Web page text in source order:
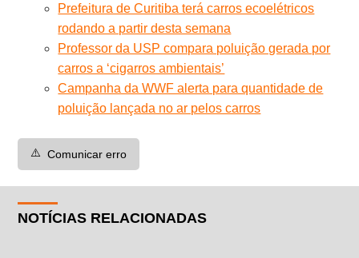
Prefeitura de Curitiba terá carros ecoelétricos
rodando a partir desta semana
Professor da USP compara poluição gerada por
carros a ‘cigarros ambientais’
Campanha da WWF alerta para quantidade de
poluição lançada no ar pelos carros
⚠️ Comunicar erro
NOTÍCIAS RELACIONADAS